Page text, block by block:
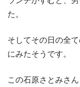
た。
そしてその日の全
にみたそうです。
この石原さとみさ